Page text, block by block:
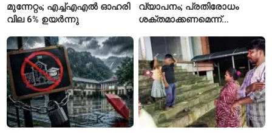
മുന്നേറ്റം; എച്ച്എഎൽ ഓഹരി
വില 6% ഉയർന്നു
വ്യാപനം; പ്രതിരോധം
ശക്തമാക്കണമെന്ന്